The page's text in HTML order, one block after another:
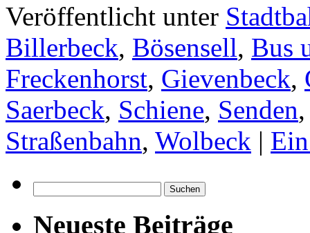
Veröffentlicht unter
Billerbeck, Bösensell, Bus
Freckenhorst, Gievenbeck,
Saerbeck, Schiene, Senden
Straßenbahn, Wolbeck |
nach:
Neueste Beiträge